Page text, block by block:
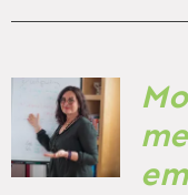
TOEVOEGEN
AAN
WINKELWAGEN
/
DETAILS